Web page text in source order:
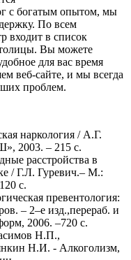
с богатым опытом, мы
По всем
входит в список
Вы можете
для вас время
веб-сайте, и мы всегда
проблем.
наркология / А.Г.
2003. – 215 с.
расстройства в
/ Г.Л. Гуревич.– М.:
с.
превентология:
– 2–е изд.,перераб. и
2006. –720 с.
Н.П.,
Н.И. - Алкоголизм,